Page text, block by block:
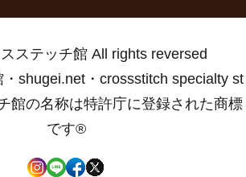
ステッチ館 All rights reversed
shugei.net・crossstitch specialty st
館の名称は特許庁に登録された商標
です®